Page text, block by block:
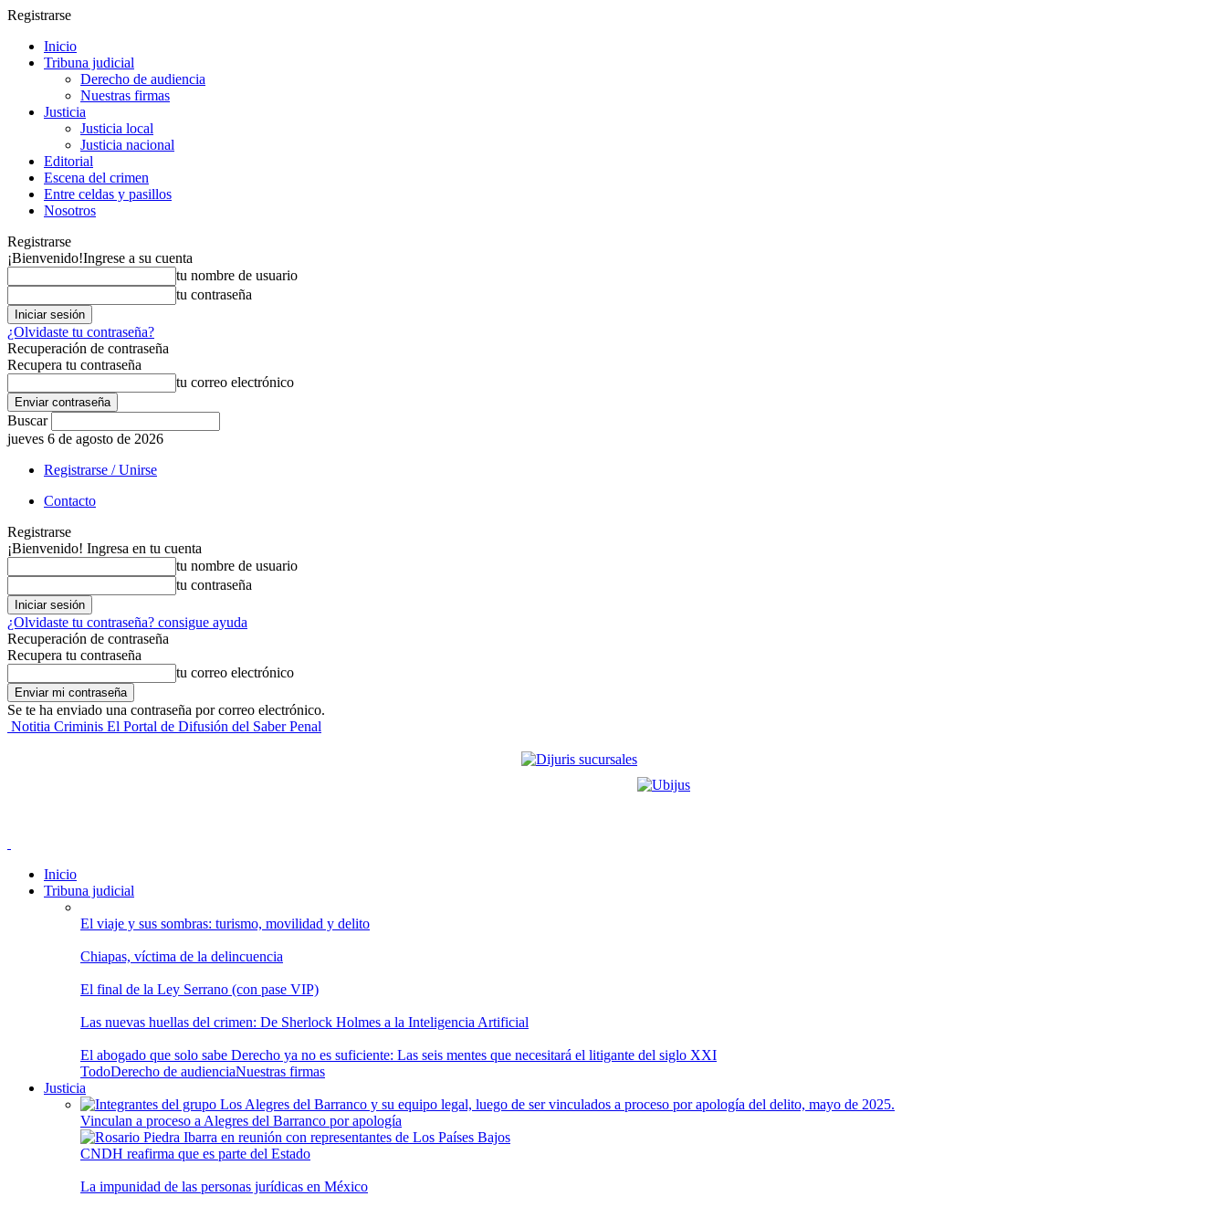
Registrarse
Inicio
Tribuna judicial
Derecho de audiencia
Nuestras firmas
Justicia
Justicia local
Justicia nacional
Editorial
Escena del crimen
Entre celdas y pasillos
Nosotros
Registrarse
¡Bienvenido!Ingrese a su cuenta
tu nombre de usuario
tu contraseña
¿Olvidaste tu contraseña?
Recuperación de contraseña
Recupera tu contraseña
tu correo electrónico
Buscar
jueves 6 de agosto de 2026
Registrarse / Unirse
Contacto
Registrarse
¡Bienvenido! Ingresa en tu cuenta
tu nombre de usuario
tu contraseña
¿Olvidaste tu contraseña? consigue ayuda
Recuperación de contraseña
Recupera tu contraseña
tu correo electrónico
Se te ha enviado una contraseña por correo electrónico.
Notitia Criminis El Portal de Difusión del Saber Penal
Inicio
Tribuna judicial
El viaje y sus sombras: turismo, movilidad y delito
Chiapas, víctima de la delincuencia
El final de la Ley Serrano (con pase VIP)
Las nuevas huellas del crimen: De Sherlock Holmes a la Inteligencia Artificial
El abogado que solo sabe Derecho ya no es suficiente: Las seis mentes que necesitará el litigante del siglo XXI
TodoDerecho de audienciaNuestras firmas
Justicia
Vinculan a proceso a Alegres del Barranco por apología
CNDH reafirma que es parte del Estado
La impunidad de las personas jurídicas en México